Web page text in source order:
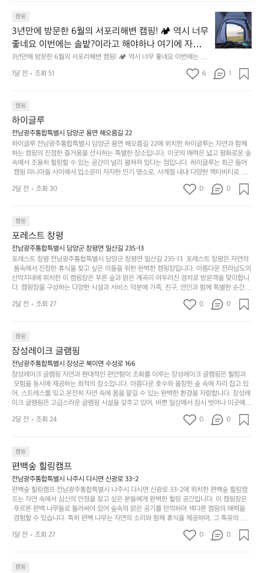
구
나
잠
에
기
까
이
걸
리
는
순
다.
그
럴
때
는
차
을
가
려
보
세
요.
튼
을
조
용
히
지
의
초
기
품
갑’입
니
다.
일
상
에
고
다
니
고
싶
어
는
크
기,
무
게,
이
의
아
주
미
용
할
수
있
록.
분
하
고,
단
순
하
하
지
않
은
디
자
웃
도
어
의
경
럽
게
이
어
주
캠핑
3년만에 방문한 6월의 서포리해변 캠핑! 🏕 역시 너무
좋네요 이번에는 솔밭?이라고 해야하나 여기에 자리를
잡았는데 정말 시원하고 경치도 좋네요  서해치고 물도
맑은편, 아이들도 놀기 좋고 1박 2일은 넘 짧게 느껴지
네요  .1박 1동 1만원 (수금은 7시쯤, 동네에서 관리) .수
바로 화장실있음 .5분거리 cu .2분거리 음식점  항구에
서부터 해변까지 버스도 다니네요 ㅎㅎㅎ 아이들 엄청
좋아하네요 점심쯤도착해서 철수할때까지 물놀이 3
타임이나 했네요 ⛱️
3년만에 방문한 6월의 서포리해변 캠핑! 🏕 역시 너무 좋네요 이번에는 솔
밭?이라고 해야하나 여기에 자리를 잡았는데 정말 시원하고 경치도 좋네요
서해치고 물도 맑은편, 아이들도 놀기 좋고 1박 2일은 넘 짧게 느껴지네요  .
항구에서부터 해변까지 버스도 다니네요 ㅎㅎㅎ 아이들 엄청 좋아하네요 점
심쯤도착해서 철수할때까지 물놀이 3타임이나 했네요 ⛱️
년
만
에
문
포
리
해
변
캠
핑!
무
좋
네
요
이
이
라
고
해
야
하
리
를
잡
았
는
1달 전 조회 51 6 1
캠핑
하이글루
전남광주통합특별시 담양군 용면 해오름길 22
하이글루 전남광주통합특별시 담양군 용면 해오름길 22에 위치한 하이글루는 자연과 함께
하는 캠핑의 진정한 즐거움을 선사하는 특별한 장소입니다. 이곳의 매력은 넓고 평화로운 숲
속에서 조용히 힐링할 수 있는 공간이 널리 펼쳐져 있다는 점입니다. 하이글루는 최근 들어
캠핑 마니아들 사이에서 입소문이 자자한 인기 명소로, 사계절 내내 다양한 액티비티로 방
문객들을 맞이합니다. 특히, 하이글루의 독특한 시설인 글램핑 텐트는 고객들에게 아늑한 잠
자리를 제공하며, 캠핑의 매력을 한층 더해 줍니다. 밖에서는 자연의 소리를 들으며, 내부에
함께 좋은 시간을 보낼 수 있다는 것입니다. 또한, 하이글루 인근에는 다양한 트레킹 코스와
자전거 도로가 있어 아웃도어 활동을 좋아하는 이들에게 더욱 참조할 만한 장소가 됩니다.
담양의 아름다운 자연과 함께, 건강한 레저 활동을 즐기며 행복한 캠핑 경험을 쌓으실 수 있
습니다. 하이글루에서 특별한 순간을 만끽해보세요. 따뜻한 햇살과 함께하는 아침, 상징적인
담양의 죽녹원과 함께 어우러진 저녁, 그리고 고요한 밤하늘 아래에서 별을 바라보며 나누는
이야기들은 여러분의 캠핑 여행을 더욱 특별하게 만들어 줄 것입니다.  인기 정도: ★★★★
★
2달 전 조회 30 0 0
캠핑
포레스트 창평
전남광주통합특별시 담양군 창평면 일산길 235-13
포레스트 창평 전남광주통합특별시 담양군 창평면 일산길 235-13  포레스트 창평은 자연의
품속에서 진정한 휴식을 찾고 싶은 이들을 위한 완벽한 캠핑장입니다. 아름다운 전라남도의
산악지대에 위치한 이 캠핑장은 푸른 숲과 맑은 계곡이 어우러진 경치로 방문객을 맞이합니
다. 캠핑장을 구성하는 다양한 시설과 서비스 덕분에 가족, 친구, 연인과 함께 특별한 순간을
만들어갈 수 있는 최적의 공간이 됩니다.  포레스트 창평은 주말마다 직접 재배한 신선한 농
산물을 제공하는 캠핑장으로, 현지에서만 느낄 수 있는 자연의 맛을 경험할 수 있습니다. 또
으며 깊은 숙면을 취할 수 있는 기회를 제공합니다.  이곳은 자연과의 완벽한 조화를 이루며,
다채로운 야외 활동을 제공합니다. 특히 어린이들은 안전하게 놀 수 있는 놀이시설이 마련
되어 있어 부모님들과 함께 즐거운 시간을 보낼 수 있습니다. 주변의 다양한 관광지와 먹거
리를 탐험하는 재미도 포레스트 창평의 매력 중 하나입니다.  또한, 캠핑장을 방문한 후 지속
적으로 재방문하는 이들이 많아 인기가 날로 상승하고 있습니다. 포레스트 창평은 단순한 캠
핑 그 이상을 제공하며, 자연을 사랑하는 모든 이들에게 꼭 한번 경험해봐야 할 장소로 자리
잡았습니다.  인기 정도: ★★★★★
2달 전 조회 27 0 0
캠핑
장성레이크 글램핑
전남광주통합특별시 장성군 북이면 수성로 166
장성레이크 글램핑 자연과 현대적인 편안함이 조화를 이루는 장성레이크 글램핑은 힐링과
모험을 동시에 제공하는 최적의 장소입니다. 아름다운 호수와 울창한 숲 속에 자리 잡고 있
어, 스트레스를 잊고 온전히 자연 속에 몸을 맡길 수 있는 완벽한 환경을 자랑합니다. 장성레
이크 글램핑은 고급스러운 글램핑 시설을 갖추고 있어, 바쁜 일상에서 잠시 벗어나 이곳에
오면 사치스러운 휴식이 가능해집니다. 독립된 텐트에서 제공되는 특별한 불멍 공간은 소중
한 사람과 함께 따뜻한 이야기를 나눌 수 있는 소중한 시간을 만들어 줍니다. 또한, 주변의 자
을 창출하는 시간이 될 것입니다. 특히 식사를 좋아하는 분들에게는 매주 특별한 바비큐 파
티와 지역에서 나는 신선한 재료로 만든 다양한 요리를 제공하여 미각을 만족시켜 줍니다.
장성레이크 글램핑은 그 아름다운 경관과 최고 품질의 시설 덕분에 최근 몇 년 사이에 특히
주목받고 있는 캠핑장 중 하나입니다. 주말이면 방문객이 가득해 예약이 빠르게 차는 만큼
미리 일정을 계획하시는 것이 좋습니다. 나만의 프라이빗한 공간에서 가족 및 사랑하는 사
람들과 함께하세요. 당신의 대자연 속 힐링을 기다리는 장성레이크 글램핑은 언젠가 반드시
방문해봐야 할 명소로 자리매김하였습니다. 인기 정도: ★★★★★
2달 전 조회 24 0 0
캠핑
편백숲 힐링캠프
전남광주통합특별시 나주시 다시면 신광로 33-2
편백숲 힐링캠프 전남광주통합특별시 나주시 다시면 신광로 33-2에 위치한 편백숲 힐링캠
프는 자연 속에서 심신의 안정을 찾고 싶은 분들에게 완벽한 힐링 공간입니다. 이 캠핑장은
푸르른 편백 나무들로 둘러싸여 있어 숲속의 맑은 공기를 만끽하며 색다른 캠핑의 매력을
경험할 수 있습니다. 특히 편백 나무는 자연의 소리와 함께 휴식을 제공하며, 그 특유의 아로
마향이 심리적 안정감을 가져다줍니다. 이곳에서 아침 햇살을 맞으며 조용한 숲속에서의 커
피 한 잔은 그 어떤 도시의 카페에서 느끼기 힘든 특별함을 선사합니다. 편백숲 힐링캠프는
즐길 수 있는 기회도 많은데, 자전거를 타거나 숲속을 거닐며 다양한 생태계를 체험해보는
1달 전 조회 27 0 0
캠핑